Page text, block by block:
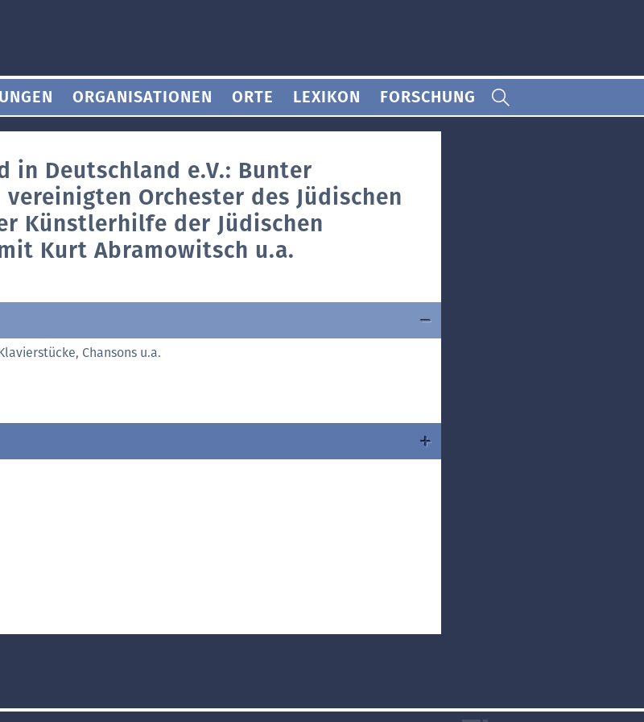
ORGANISATIONEN ORTE LEXIKON FORSCHUNG
in Deutschland e.V.: Bunter
Orchester des Jüdischen
Künstlerhilfe der Jüdischen
Kurt Abramowitsch u.a.
Chansons u.a.